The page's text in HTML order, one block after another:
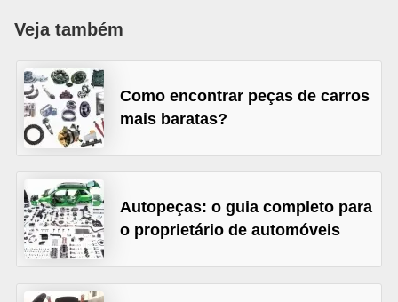
Veja também
Como encontrar peças de carros
mais baratas?
Autopeças: o guia completo para
o proprietário de automóveis
s
u
t
o
ó
v
e